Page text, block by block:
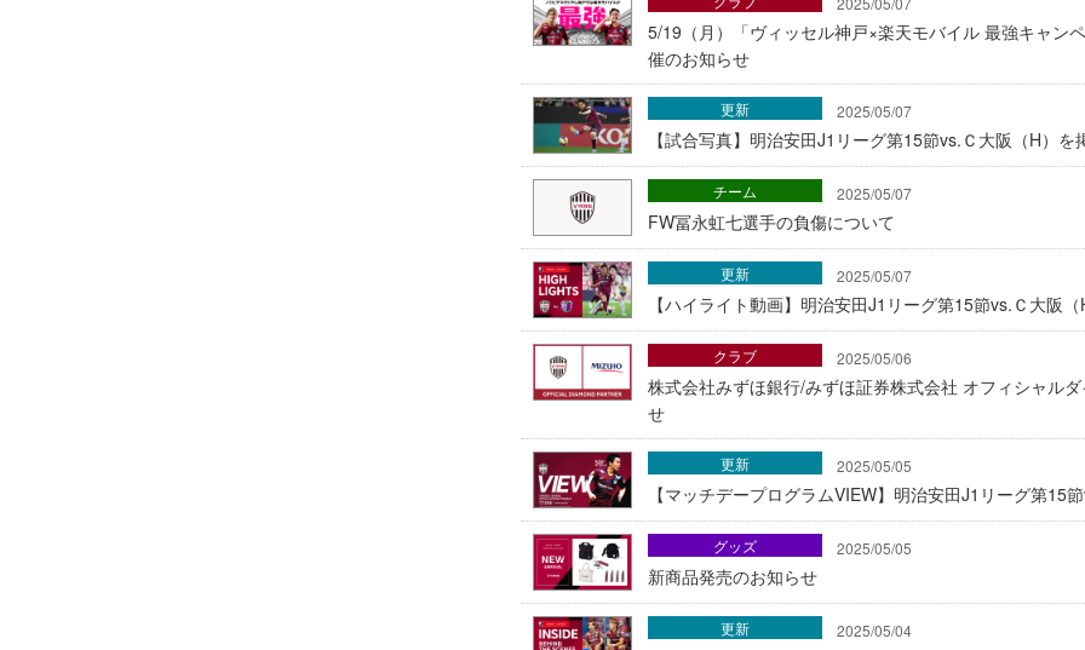
5/19（月）「ヴィッセル神戸×楽天モバイル 最強キャン
催のお知らせ
2025/05/07
【試合写真】明治安田J1リーグ第15節vs.Ｃ大阪（H）を
更新
2025/05/07
FW冨永虹七選手の負傷について
チーム
2025/05/07
【ハイライト動画】明治安田J1リーグ第15節vs.Ｃ大阪
更新
2025/05/06
株式会社みずほ銀行/みずほ証券株式会社 オフィシャル
せ
クラブ
2025/05/05
【マッチデープログラムVIEW】明治安田J1リーグ第15
更新
2025/05/05
新商品発売のお知らせ
グッズ
2025/05/04
更新